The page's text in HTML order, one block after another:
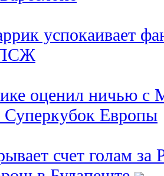
успокаивает
ПСЖ
оценил ничью с
Суперкубок Европы
счет голам